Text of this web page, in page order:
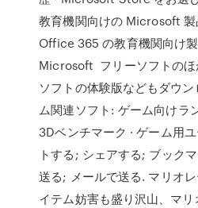
教育機関向けの Microsoft 製
Office 365 の教育機関向け
Microsoft フリーソフトのほ
ソフトの体験版などもダウ
ム関連ソフト: ゲーム向けラ
3Dベンチマーク · ゲーム用
トする; シェアする; ブック
送る; メールで送る. マリオ
イテム妨害も盛り沢山、マ